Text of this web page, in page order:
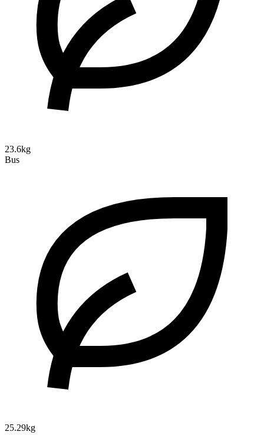
23.6kg
Bus
25.29kg